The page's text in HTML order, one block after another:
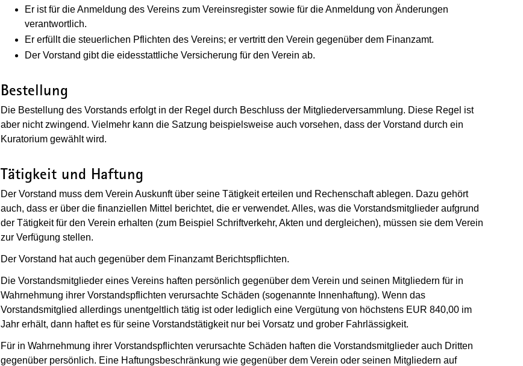
Er ist für die Anmeldung des Vereins zum Vereinsregister sowie für die Anmeldung von Änderungen
verantwortlich.
Er erfüllt die steuerlichen Pflichten des Vereins; er vertritt den Verein gegenüber dem Finanzamt.
Der Vorstand gibt die eidesstattliche Versicherung für den Verein ab.
Bestellung
Die Bestellung des Vorstands erfolgt in der Regel durch Beschluss der Mitgliederversammlung. Diese Regel ist
aber nicht zwingend. Vielmehr kann die Satzung beispielsweise auch vorsehen, dass der Vorstand durch ein
Kuratorium gewählt wird.
Tätigkeit und Haftung
Der Vorstand muss dem Verein Auskunft über seine Tätigkeit erteilen und Rechenschaft ablegen. Dazu gehört
auch, dass er über die finanziellen Mittel berichtet, die er verwendet. Alles, was die Vorstandsmitglieder aufgrund
der Tätigkeit für den Verein erhalten (zum Beispiel Schriftverkehr, Akten und dergleichen), müssen sie dem Verein
zur Verfügung stellen.
Der Vorstand hat auch gegenüber dem Finanzamt Berichtspflichten.
Die Vorstandsmitglieder eines Vereins haften persönlich gegenüber dem Verein und seinen Mitgliedern für in
Wahrnehmung ihrer Vorstandspflichten verursachte Schäden (sogenannte Innenhaftung). Wenn das
Vorstandsmitglied allerdings unentgeltlich tätig ist oder lediglich eine Vergütung von höchstens EUR 840,00 im
Jahr erhält, dann haftet es für seine Vorstandstätigkeit nur bei Vorsatz und grober Fahrlässigkeit.
Für in Wahrnehmung ihrer Vorstandspflichten verursachte Schäden haften die Vorstandsmitglieder auch Dritten
gegenüber persönlich. Eine Haftungsbeschränkung wie gegenüber dem Verein oder seinen Mitgliedern auf